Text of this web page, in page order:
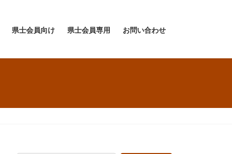
県士会員向け 県士会員専用 お問い合わせ